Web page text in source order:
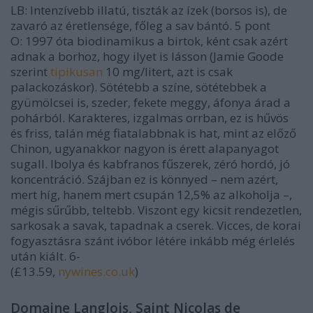
LB: Intenzívebb illatú, tiszták az ízek (borsos is), de
zavaró az éretlensége, főleg a sav bántó. 5 pont
O: 1997 óta biodinamikus a birtok, ként csak azért
adnak a borhoz, hogy ilyet is lásson (Jamie Goode
szerinttipikusan 10 mg/litert, azt is csak
palackozáskor). Sötétebb a színe, sötétebbek a
gyümölcsei is, szeder, fekete meggy, áfonya árad a
pohárból. Karakteres, izgalmas orrban, ez is hűvös
és friss, talán még fiatalabbnak is hat, mint az előző
Chinon, ugyanakkor nagyon is érett alapanyagot
sugall. Ibolya és kabfranos fűszerek, zéró hordó, jó
koncentráció. Szájban ez is könnyed – nem azért,
mert híg, hanem mert csupán 12,5% az alkoholja –,
mégis sűrűbb, teltebb. Viszont egy kicsit rendezetlen,
sarkosak a savak, tapadnak a cserek. Vicces, de korai
fogyasztásra szánt ivóbor létére inkább még érlelés
után kiált. 6-
(£13.59, nywines.co.uk)
Domaine Langlois, Saint Nicolas de